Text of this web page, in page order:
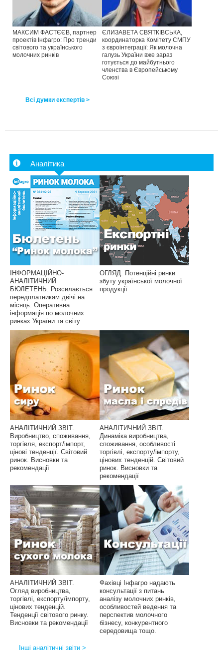
МАКСИМ ФАСТЄЄВ, партнер
проектів Інфагро: Про тренди
світового та українського
молочних ринків
ЄЛИЗАВЕТА СВЯТКІВСЬКА,
координаторка Комітету СМПУ
з євроінтеграції: Як молочна
галузь України вже зараз
готується до майбутнього
членства в Європейському
Союзі
Всі думки експертів >
Аналітика
ІНФОРМАЦІЙНО-
АНАЛІТИЧНИЙ
БЮЛЕТЕНЬ. Розсилається
передплатникам двічі на
місяць. Оперативна
інформація по молочних
ринках України та світу
ОГЛЯД. Потенційні ринки
збуту української молочної
продукції
АНАЛІТИЧНИЙ ЗВІТ.
Виробництво, споживання,
торгівля, експорт/імпорт,
цінові тенденції. Світовий
ринок. Висновки та
рекомендації
АНАЛІТИЧНИЙ ЗВІТ.
Динаміка виробництва,
споживання, особливості
торгівлі, експорту/імпорту,
цінових тенденцій. Світовий
ринок. Висновки та
рекомендації
АНАЛІТИЧНИЙ ЗВІТ.
Огляд виробництва,
торгівлі, експорту/імпорту,
цінових тенденцій.
Тенденції світового ринку.
Висновки та рекомендації
Фахівці Інфагро надають
консультації з питань
аналізу молочних ринків,
особливостей ведення та
перспектив молочного
бізнесу, конкурентного
середовища тощо.
Інші аналітичні звіти >